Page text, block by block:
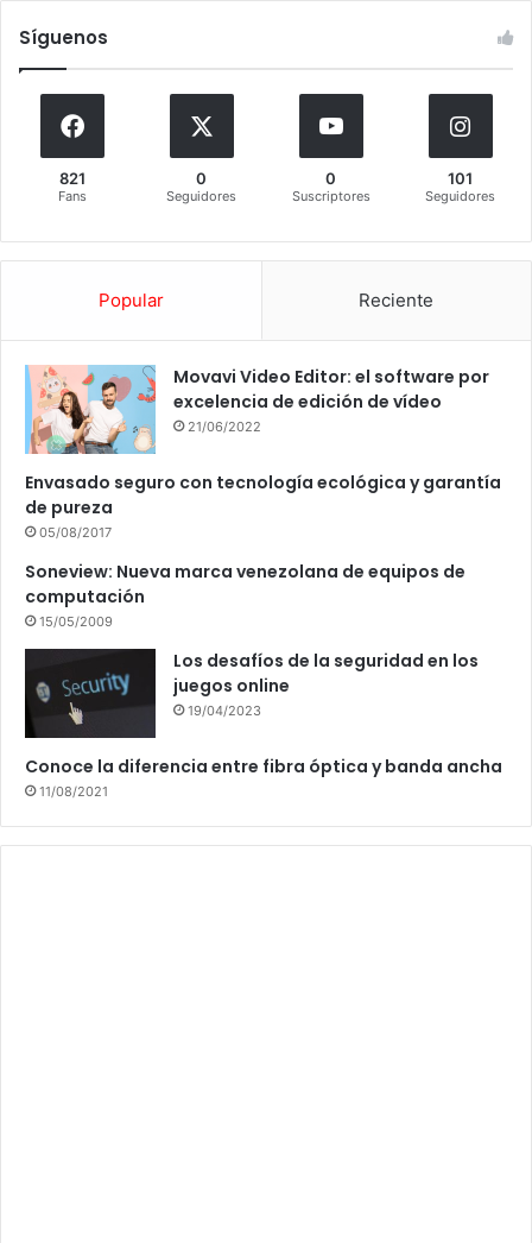
Síguenos
821
Fans
0
Seguidores
0
Suscriptores
101
Seguidores
Popular Reciente
Movavi Video Editor: el software por
excelencia de edición de vídeo
21/06/2022
Envasado seguro con tecnología ecológica y garantía
de pureza
05/08/2017
Soneview: Nueva marca venezolana de equipos de
computación
15/05/2009
Los desafíos de la seguridad en los
juegos online
19/04/2023
Conoce la diferencia entre fibra óptica y banda ancha
11/08/2021